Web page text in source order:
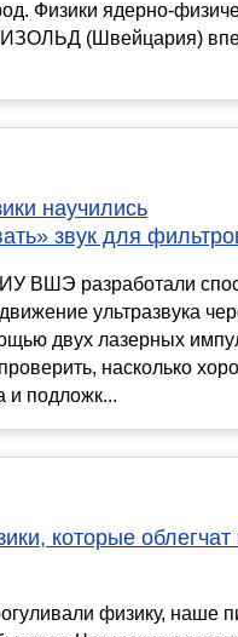
Физики ядерно-
(Швейцария)
научились
звук для
ВШЭ разработали
ультразвука
двух лазерных
насколько
и подложк...
которые
физику, наше